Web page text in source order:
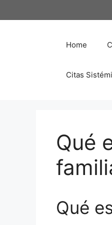
al
Home
Citas
Qué
Qué